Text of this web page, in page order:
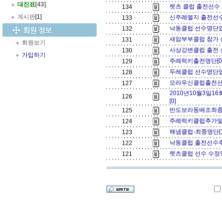
대진표[43]
게시판[1]
회원보기
가입하기
134
렛츠 클럽 출전선
133
신주례엘지 출전선
132
낙동클럽 선수명
131
새암부부클럽 참가
130
사상강변클럽 출전
129
주례럭키출전명단
128
두레클럽 선수명
127
모라우신클럽출전
126
2010년10월3일16
[0]
125
반도보라동배조최
124
주례럭키클럽추가
123
해냄클럽-최종명
122
낙동클럽 출전선
121
렛츠클럽 선수 수